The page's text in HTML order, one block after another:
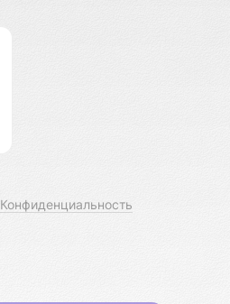
Конфиденциальность